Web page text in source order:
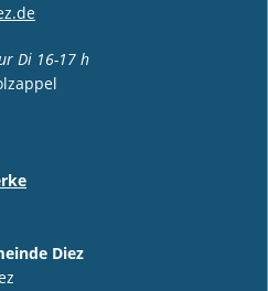
Di 16-17 h
Diez